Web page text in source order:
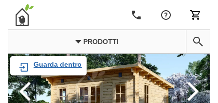
PRODOTTI
Guarda dentro